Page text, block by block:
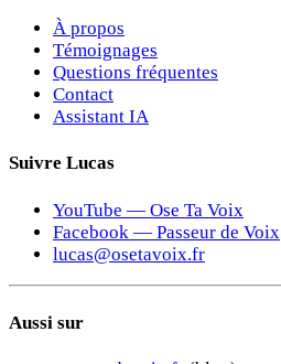
À propos
Témoignages
Questions fréquentes
Contact
Assistant IA
Suivre Lucas
YouTube — Ose Ta Voix
Facebook — Passeur de Voix
lucas@osetavoix.fr
Aussi sur